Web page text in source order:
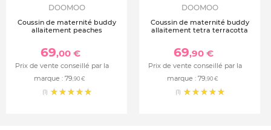
DOOMOO
Coussin de maternité buddy
allaitement peaches
69,00 €
Prix de vente conseillé par la
marque : 79,90 €
(1)
DOOMOO
Coussin de maternité buddy
allaitement tetra terracotta
69,90 €
Prix de vente conseillé par la
marque : 79,90 €
(1)